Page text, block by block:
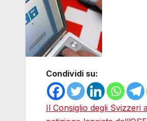
Condividi su:
Il Consiglio degli Svizzeri